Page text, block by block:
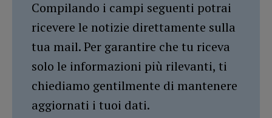
Compilando i campi seguenti potrai
ricevere le notizie direttamente sulla
tua mail. Per garantire che tu riceva
solo le informazioni più rilevanti, ti
chiediamo gentilmente di mantenere
aggiornati i tuoi dati.